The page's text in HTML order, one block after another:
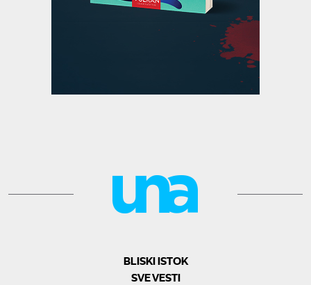
BLISKI ISTOK
SVE VESTI